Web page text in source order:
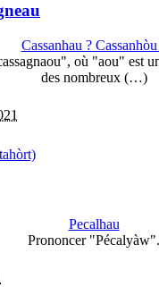
Cassanhau ? Cassanhòu
où "aou" est
des nombreux (…)
Pecalhau
Prononcer "Pécalyàw".